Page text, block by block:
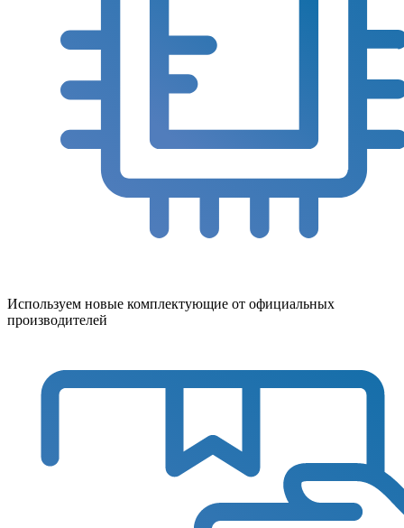
Используем новые комплектующие от официальных
производителей